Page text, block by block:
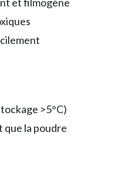
>5°C)
que la poudre